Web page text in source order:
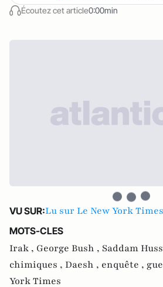
Écoutez cet article0:00min
VU SUR:Lu sur Le New York Times
MOTS-CLES
Irak , George Bush , Saddam
chimiques , Daesh , enquête ,
York Times